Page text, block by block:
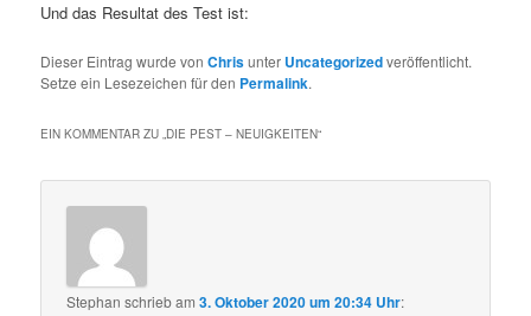
Und das Resultat des Test ist:
Dieser Eintrag wurde vonChrisunter Uncategorizedveröffentlicht.
Setze ein Lesezeichen für den Permalink.
EIN KOMMENTAR ZU „ DIE PEST – NEUIGKEITEN“
Stephan schriebam3. Oktober 2020 um 20:34 Uhr: